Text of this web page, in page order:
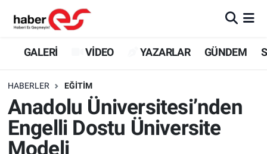
GALERİ VİDEO YAZARLAR GÜNDEM
HABERLER EĞİTİM
Anadolu Üniversitesi’nden
Engelli Dostu Üniversite
Modeli
GALERİ
YAZARLAR
GÜNDEM
Eskişehir Nöbetçi Eczaneler
Eskişehir Trafik Yoğunluk Haritası
Süper Lig Puan Durumu ve Fikstür